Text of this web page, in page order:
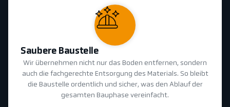
Saubere Baustelle
Wir übernehmen nicht nur das Boden entfernen, sondern
auch die fachgerechte Entsorgung des Materials. So bleibt
die Baustelle ordentlich und sicher, was den Ablauf der
gesamten Bauphase vereinfacht.